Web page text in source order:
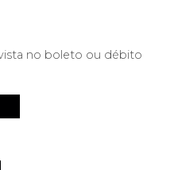
no boleto ou débito